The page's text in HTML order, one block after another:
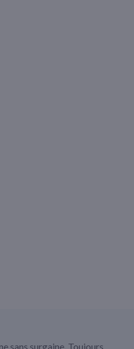
sans surgaine. Toujours